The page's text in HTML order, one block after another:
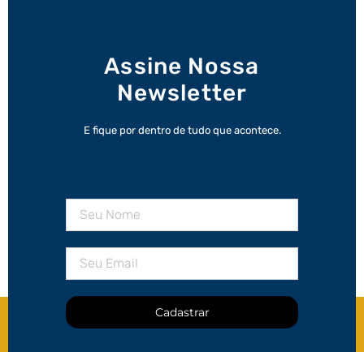
Assine Nossa
Newsletter
E fique por dentro de tudo que acontece.
Cadastrar